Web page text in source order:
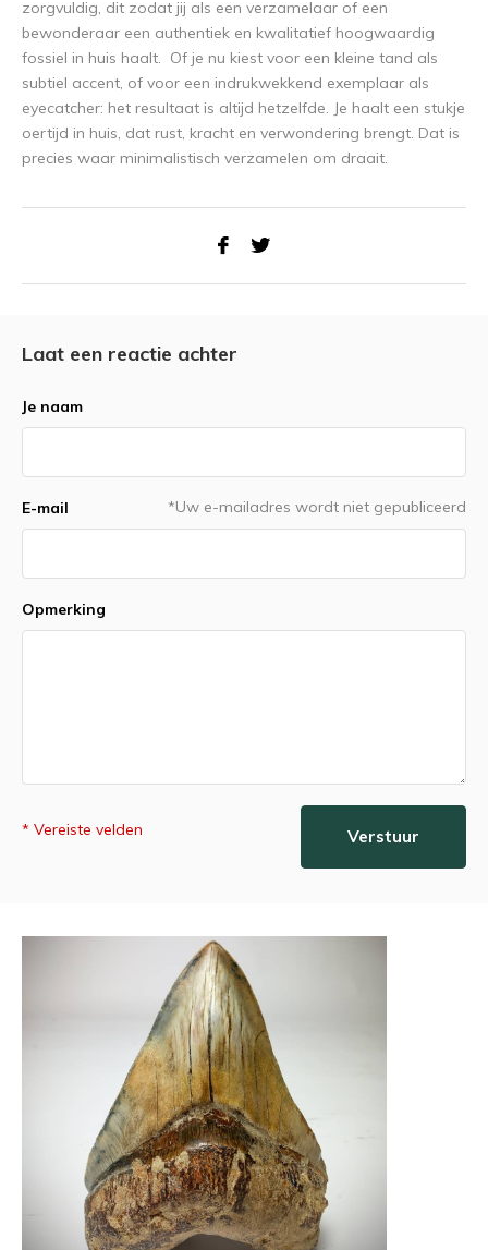
zorgvuldig, dit zodat jij als een verzamelaar of een
bewonderaar een authentiek en kwalitatief hoogwaardig
fossiel in huis haalt. Of je nu kiest voor een kleine tand als
subtiel accent, of voor een indrukwekkend exemplaar als
eyecatcher: het resultaat is altijd hetzelfde. Je haalt een stukje
oertijd in huis, dat rust, kracht en verwondering brengt. Dat is
precies waar minimalistisch verzamelen om draait.
Laat een reactie achter
Je naam
E-mail *Uw e-mailadres wordt niet gepubliceerd
Opmerking
* Vereiste velden Verstuur